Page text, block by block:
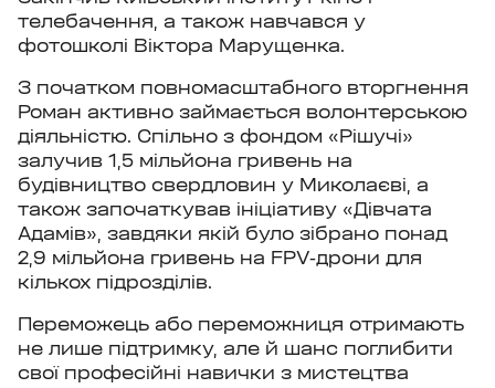
телебачення, а також навчався у
фотошколі Віктора Марущенка.
З початком повномасштабного вторгнення
Роман активно займається волонтерською
діяльністю. Спільно з фондом «Рішучі»
залучив 1,5 мільйона гривень на
будівництво свердловин у Миколаєві, а
також започаткував ініціативу «Дівчата
Адамів», завдяки якій було зібрано понад
2,9 мільйона гривень на FPV-дрони для
кількох підрозділів.
Переможець або переможниця отримають
не лише підтримку, але й шанс поглибити
свої професійні навички з мистецтва